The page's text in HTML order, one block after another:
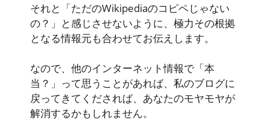
それと「ただのWikipediaのコピペじゃない
の？」と感じさせないように、極力その根拠
となる情報元も合わせてお伝えします。
なので、他のインターネット情報で「本
当？」って思うことがあれば、私のブログに
戻ってきてくだされば、あなたのモヤモヤが
解消するかもしれません。